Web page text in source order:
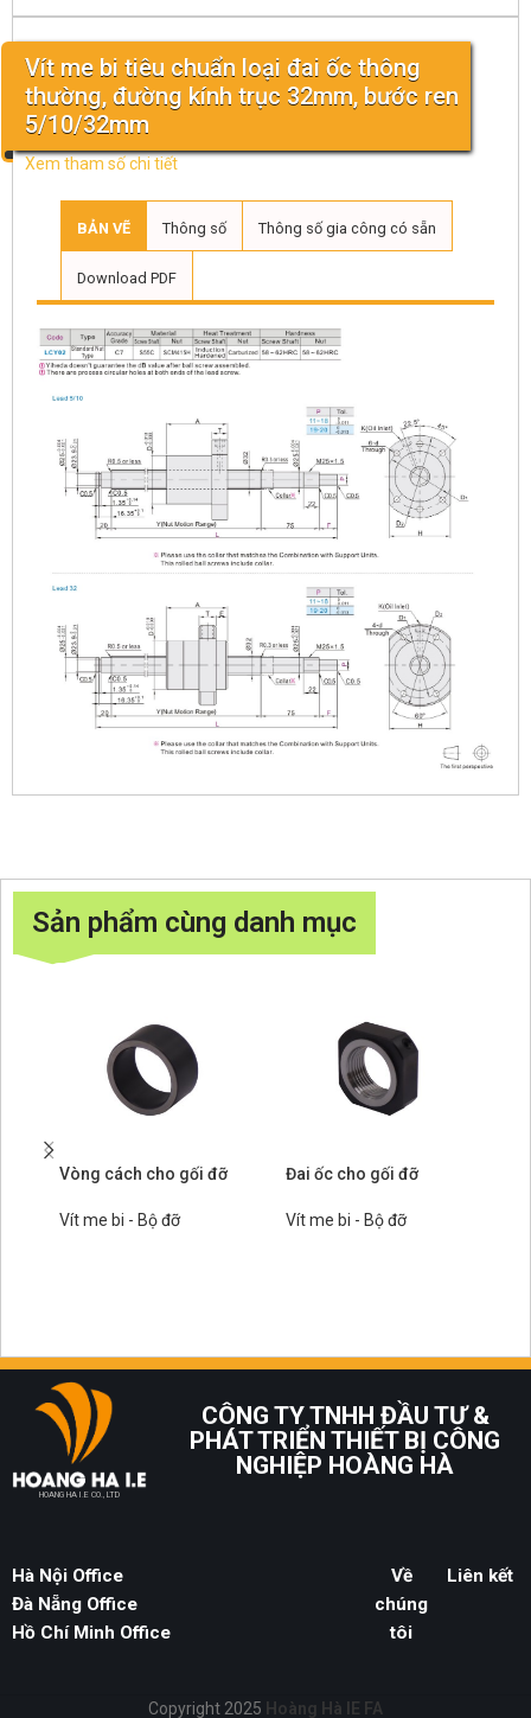
Vít me bi tiêu chuẩn loại đai ốc thông
thường, đường kính trục 32mm, bước ren
5/10/32mm
Xem tham số chi tiết
BẢN VẼ Thông số Thông số gia công có sẵn
Download PDF
Sản phẩm cùng danh mục
Vòng cách cho gối đỡ
Vít me bi - Bộ đỡ
Đai ốc cho gối đỡ
Vít me bi - Bộ đỡ
HOANG HA I.E CO., LTD
CÔNG TY TNHH ĐẦU TƯ &
PHÁT TRIỂN THIẾT BỊ CÔNG
NGHIỆP HOÀNG HÀ
Hà Nội Office
Đà Nẵng Office
Hồ Chí Minh Office
Về
chúng
tôi
Liên kết
Copyright 2025 Hoàng Hà IE FA